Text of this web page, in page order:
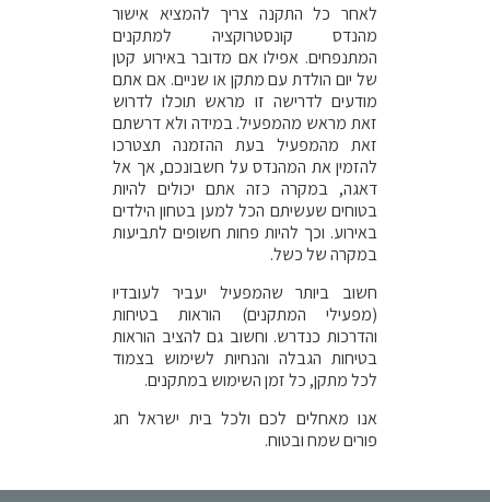
לאחר כל התקנה צריך להמציא אישור
מהנדס קונסטרוקציה למתקנים
המתנפחים. אפילו אם מדובר באירוע קטן
של יום הולדת עם מתקן או שניים. אם אתם
מודעים לדרישה זו מראש תוכלו לדרוש
זאת מראש מהמפעיל. במידה ולא דרשתם
זאת מהמפעיל בעת ההזמנה תצטרכו
להזמין את המהנדס על חשבונכם, אך אל
דאגה, במקרה כזה אתם יכולים להיות
בטוחים שעשיתם הכל למען בטחון הילדים
באירוע. וכך להיות פחות חשופים לתביעות
במקרה של כשל.
חשוב ביותר שהמפעיל יעביר לעובדיו
(מפעילי המתקנים) הוראות בטיחות
והדרכות כנדרש. וחשוב גם להציב הוראות
בטיחות הגבלה והנחיות לשימוש בצמוד
לכל מתקן, כל זמן השימוש במתקנים.
אנו מאחלים לכם ולכל בית ישראל חג
פורים שמח ובטוח.